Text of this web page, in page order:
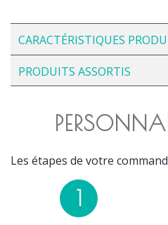
CARACTÉRISTIQUES
PRODUITS ASSORTIS
Les étapes de votre
1